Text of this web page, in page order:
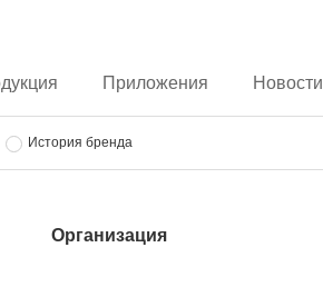
Приложения Новости
История бренда
Организация